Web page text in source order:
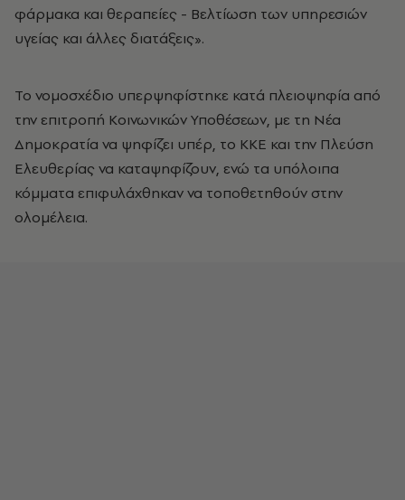
φάρμακα και θεραπείες - Βελτίωση των υπηρεσιών
υγείας και άλλες διατάξεις».
Το νομοσχέδιο υπερψηφίστηκε κατά πλειοψηφία από
την επιτροπή Κοινωνικών Υποθέσεων, με τη Νέα
Δημοκρατία να ψηφίζει υπέρ, το ΚΚΕ και την Πλεύση
Ελευθερίας να καταψηφίζουν, ενώ τα υπόλοιπα
κόμματα επιφυλάχθηκαν να τοποθετηθούν στην
ολομέλεια.